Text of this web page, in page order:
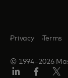
© 1994–2026
Privacy Terms